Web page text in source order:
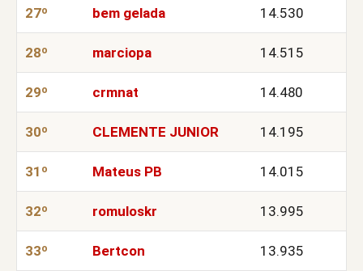
27º bem gelada 14.530
28º marciopa 14.515
29º crmnat 14.480
30º CLEMENTE JUNIOR 14.195
31º Mateus PB 14.015
32º romuloskr 13.995
33º Bertcon 13.935